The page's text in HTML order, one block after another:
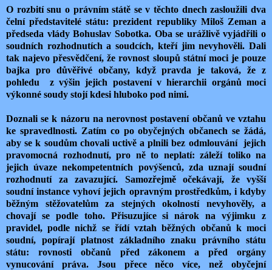
O rozbití snu o právním státě se v těchto dnech zasloužili dva
čelní představitelé státu: prezident republiky Miloš Zeman a
předseda vlády Bohuslav Sobotka. Oba se urážlivě vyjádřili o
soudních rozhodnutích a soudcích, kteří jim nevyhověli. Dali
tak najevo přesvědčení, že rovnost sloupů státní moci je pouze
bajka pro důvěřivé občany, když pravda je taková, že z
pohledu z výšin jejich postavení v hierarchii orgánů moci
výkonné soudy stojí kdesi hluboko pod nimi.
Doznali se k názoru na nerovnost postavení občanů ve vztahu
ke spravedlnosti. Zatím co po obyčejných občanech se žádá,
aby se k soudům chovali uctivě a plnili bez odmlouvání jejich
pravomocná rozhodnutí, pro ně to neplatí: záleží toliko na
jejich úvaze nekompetentních povýšenců, zda uznají soudní
rozhodnutí za zavazující. Samozřejmě očekávají, že vyšší
soudní instance vyhoví jejich opravným prostředkům, i kdyby
běžným stěžovatelům za stejných okolností nevyhověly, a
chovají se podle toho. Přisuzujíce si nárok na výjimku z
pravidel, podle nichž se řídí vztah běžných občanů k moci
soudní, popírají platnost základního znaku právního státu
státu: rovnosti občanů před zákonem a před orgány
vynucování práva. Jsou přece něco více, než obyčejní